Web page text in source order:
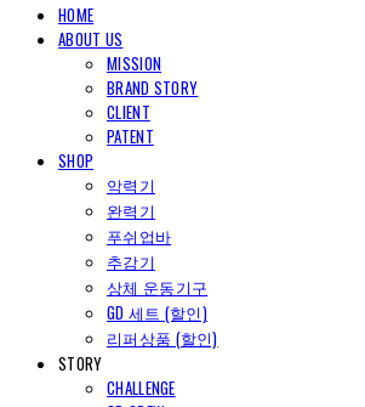
HOME
ABOUT US
MISSION
BRAND STORY
CLIENT
PATENT
SHOP
악력기
완력기
푸쉬업바
추감기
상체 운동기구
GD 세트 (할인)
리퍼상품 (할인)
STORY
CHALLENGE